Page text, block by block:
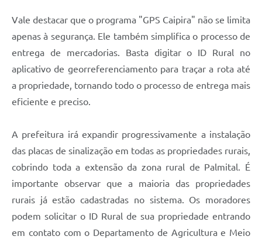
Vale destacar que o programa "GPS Caipira" não se limita
apenas à segurança. Ele também simplifica o processo de
entrega de mercadorias. Basta digitar o ID Rural no
aplicativo de georreferenciamento para traçar a rota até
a propriedade, tornando todo o processo de entrega mais
eficiente e preciso.
A prefeitura irá expandir progressivamente a instalação
das placas de sinalização em todas as propriedades rurais,
cobrindo toda a extensão da zona rural de Palmital. É
importante observar que a maioria das propriedades
rurais já estão cadastradas no sistema. Os moradores
podem solicitar o ID Rural de sua propriedade entrando
em contato com o Departamento de Agricultura e Meio